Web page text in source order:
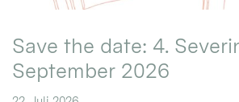
Save the date: 4.
September 2026